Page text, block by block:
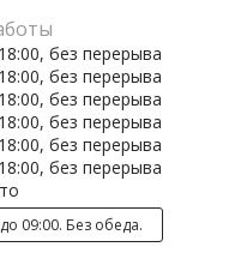
без перерыва
без перерыва
без перерыва
без перерыва
без перерыва
без перерыва
09:00. Без обеда.